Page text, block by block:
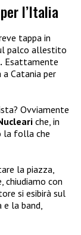
l’Italia
tappa in
palco allestito
Esattamente
Catania per
Ovviamente
che, in
la folla che
la piazza,
chiudiamo con
si esibirà sul
e la band,